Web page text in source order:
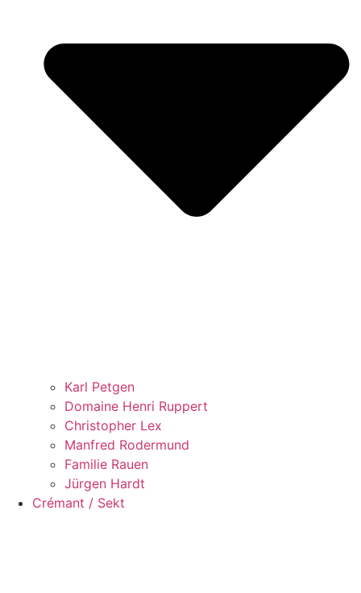
Karl Petgen
Domaine Henri Ruppert
Christopher Lex
Manfred Rodermund
Familie Rauen
Jürgen Hardt
Crémant / Sekt